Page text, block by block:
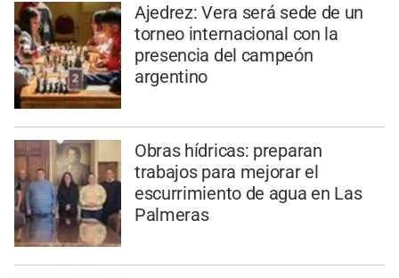
Ajedrez: Vera será sede de un
torneo internacional con la
presencia del campeón
argentino
Obras hídricas: preparan
trabajos para mejorar el
escurrimiento de agua en Las
Palmeras